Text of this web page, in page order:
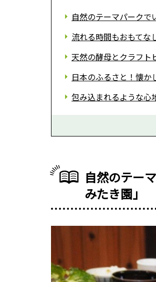
自然のテーマパークで
流れる時間もおもてな
天然の酵母とクラフト
日本のふるさと！懐か
包み込まれるような心
自然のテー
みたき園」